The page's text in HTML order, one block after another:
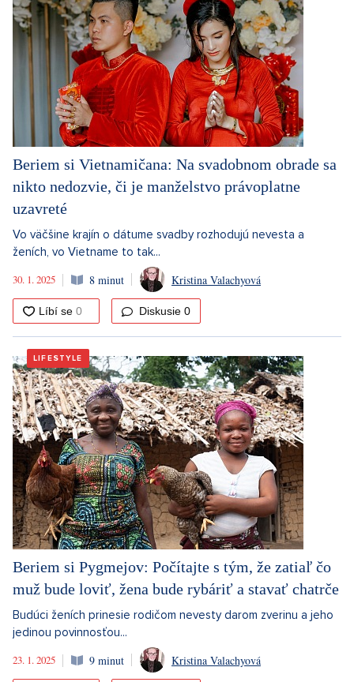
Beriem si Vietnamičana: Na svadobnom obrade sa
nikto nedozvie, či je manželstvo právoplatne
uzavreté
Vo väčšine krajín o dátume svadby rozhodujú nevesta a
ženích, vo Vietname to tak...
30. 1. 2025
8 minut Kristina Valachyová
Diskusie 0
LIFESTYLE
Beriem si Pygmejov: Počítajte s tým, že zatiaľ čo
muž bude loviť, žena bude rybáriť a stavať chatrče
Budúci ženích prinesie rodičom nevesty darom zverinu a jeho
jedinou povinnosťou...
23. 1. 2025
9 minut Kristina Valachyová